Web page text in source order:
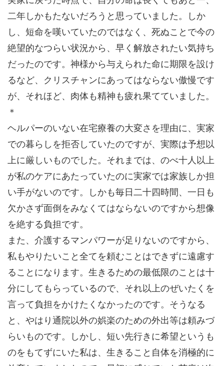
二年しかもたないだろうと思っていました。しか
し、短命を嘆いていたのではなく、死ぬことで今の
絶望的なつらい状況から、早く解放されたい気持ち
だったのです。神様から与えられた命に期限を設け
るなど、クリスチャンにあってはならない傲慢です
が、それほど、肉体も精神も疲れ果てていました。
＊
ヘルパーのいない在宅療養の大変さを理由に、実家
での暮らしを拒否していたのですが、実際は予想以
上に厳しいものでした。それまでは、のべ十人以上
が私のケアにあたっていたのに実家では家族しか担
い手がないのです。しかも毎日二十四時間、一日も
欠かさず面倒をみなくてはならないのですから想像
を絶する負担です。
また、介護するマンパワーが足りないのですから、
私もやりたいこと全てを頼むことはできずに遠慮す
ることになります。生きるための最低限のことは十
分にしてもらっているので、それ以上のぜいたくを
言って負担をかけたくなかったのです。そうなる
と、やはり通院以外の娯楽のための外出等は頼みづ
らいものです。しかし、短い先行きに希望というも
のをもてずにいた私は、生きること自体を消極的に